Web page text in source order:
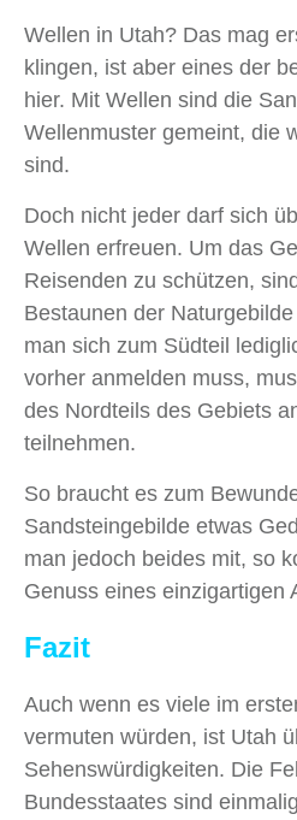
Wellen in Utah? Das mag
klingen, ist aber eines der
hier. Mit Wellen sind die
Wellenmuster gemeint, die
sind.
Doch nicht jeder darf sich
Wellen erfreuen. Um das
Reisenden zu schützen,
Bestaunen der
man sich zum Südteil
vorher anmelden muss,
des Nordteils des Gebiets
teilnehmen.
So braucht es zum
Sandsteingebilde etwas
man jedoch beides mit, so
Genuss eines einzigartigen
Fazit
Auch wenn es viele im
vermuten würden, ist Utah
Sehenswürdigkeiten. Die
Bundesstaates sind